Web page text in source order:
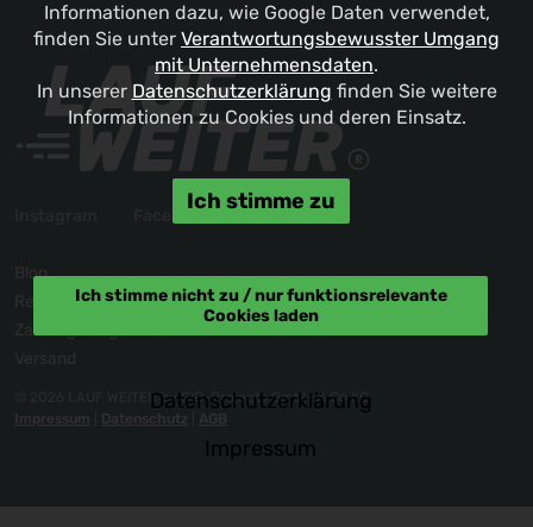
Facebook
Blog
Reklamation / Kontakt
Zahlungsmöglichkeiten
© 2026 LAUF WEITER by GID-Projects GmbH & Co KG
Impressum
Datenschutz AGB
Informationen dazu, wie Google Daten verwendet,
finden Sie unter Verantwortungsbewusster Umgang
mit Unternehmensdaten.
In unserer Datenschutzerklärung finden Sie weitere
Informationen zu Cookies und deren Einsatz.
Ich stimme zu
Ich stimme nicht zu / nur funktionsrelevante
Cookies laden
Datenschutzerklärung
Impressum